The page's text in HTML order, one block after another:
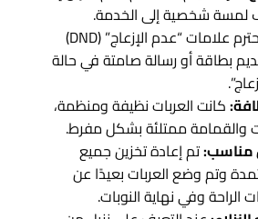
لمسة شخصية إلى الخدمة.
تُحترم علامات “عدم الإزعاج” (DND)
بطاقة أو رسالة صامتة في حالة
كانت العربات نظيفة ومنظمة،
والقمامة ممتلئة بشكل مفرط.
مناسب:تم إعادة تخزين جميع
وتم وضع العربات بعيدًا عن
الراحة وفي نهاية النوبات.